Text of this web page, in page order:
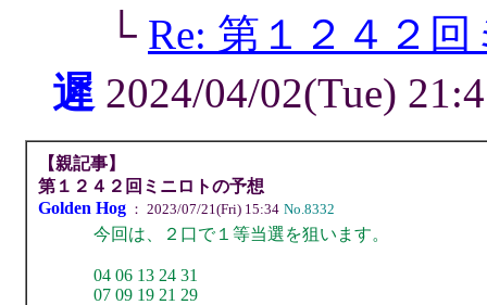
└ Re: 第１２４２
遲 2024/04/02(Tue)
【親記事】
第１２４２回ミニロトの予想
Golden Hog： 2023/07/21(Fri) 15:34 No.8332
今回は、２口で１等当選を狙います。
04 06 13 24 31
07 09 19 21 29